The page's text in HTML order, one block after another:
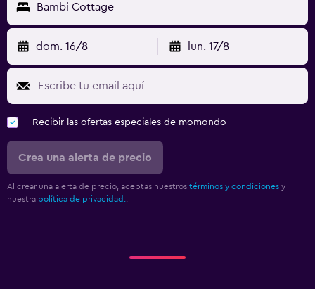
Bambi Cottage
dom. 16/8 lun. 17/8
Recibir las ofertas especiales de momondo
Crea una alerta de precio
Al crear una alerta de precio, aceptas nuestros términos y condiciones y
nuestra política de privacidad.